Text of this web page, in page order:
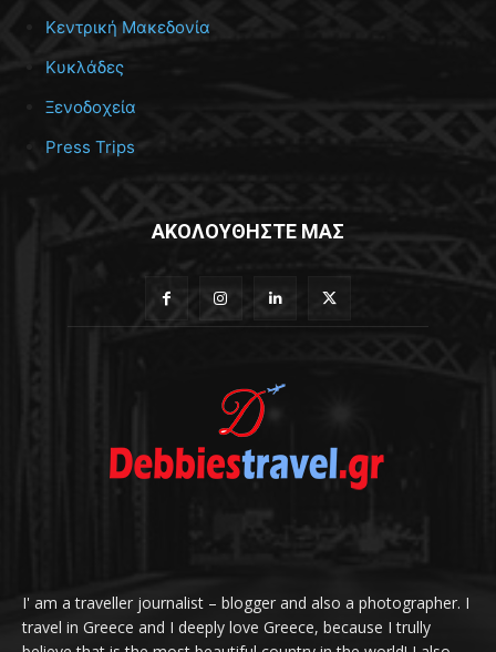
Κεντρική Μακεδονία
Κυκλάδες
Ξενοδοχεία
Press Trips
ΑΚΟΛΟΥΘΗΣΤΕ ΜΑΣ
I' am a traveller journalist – blogger and also a photographer. I
travel in Greece and I deeply love Greece, because I trully